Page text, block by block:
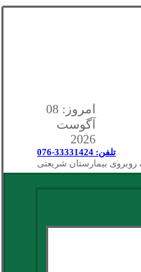
امروز: 08
آگوست
2026
تلفن: 33331424-076
بیمارستان شریعتی